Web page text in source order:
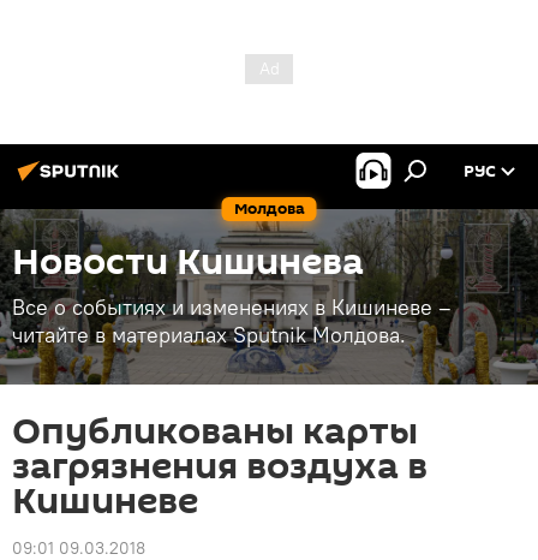
Молдова
РУС
Новости Кишинева
Все о событиях и изменениях в Кишиневе –
читайте в материалах Sputnik Молдова.
Опубликованы карты
загрязнения воздуха в
Кишиневе
09:01 09.03.2018